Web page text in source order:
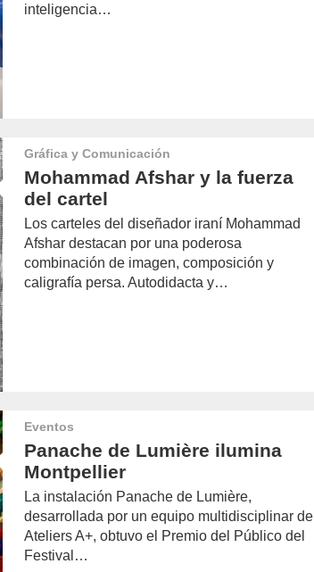
inteligencia…
Gráfica y Comunicación
Mohammad Afshar y la fuerza
del cartel
Los carteles del diseñador iraní Mohammad
Afshar destacan por una poderosa
combinación de imagen, composición y
caligrafía persa. Autodidacta y…
Eventos
Panache de Lumière ilumina
Montpellier
La instalación Panache de Lumière,
desarrollada por un equipo multidisciplinar de
Ateliers A+, obtuvo el Premio del Público del
Festival…